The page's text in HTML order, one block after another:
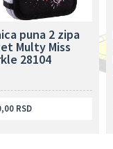
puna 2 zipa
Multy Miss
28104
RSD